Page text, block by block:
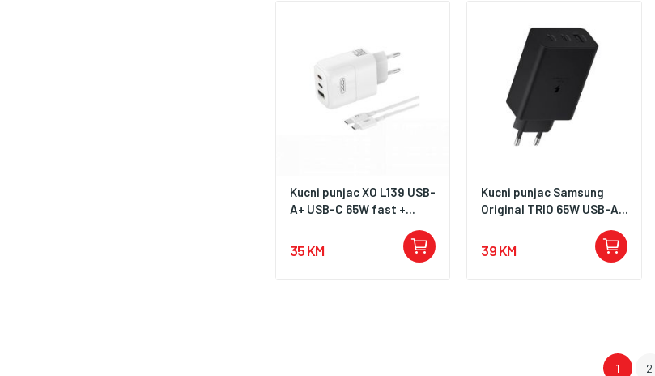
Kucni punjac XO L139 USB-
A+ USB-C 65W fast +...
35 KM
Kucni punjac Samsung
Original TRIO 65W USB-A...
39 KM
1 2